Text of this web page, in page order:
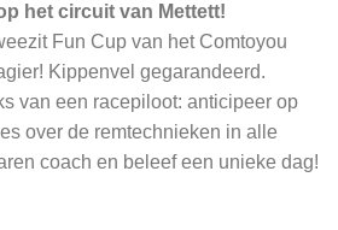
het circuit van Mettett!
Fun Cup van het Comtoyou
Kippenvel gegarandeerd.
van een racepiloot: anticipeer op
over de remtechnieken in alle
coach en beleef een unieke dag!